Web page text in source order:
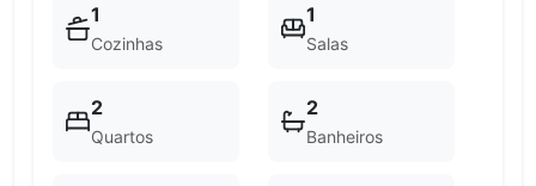
1
Cozinhas
1
Salas
2
Quartos
2
Banheiros